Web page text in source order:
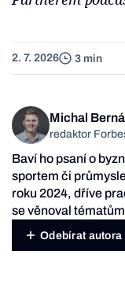
2. 7. 2026 3 min
Michal
redaktor
Baví ho psaní o
sportem či
roku 2024, dříve
se věnoval
Odebírat autora